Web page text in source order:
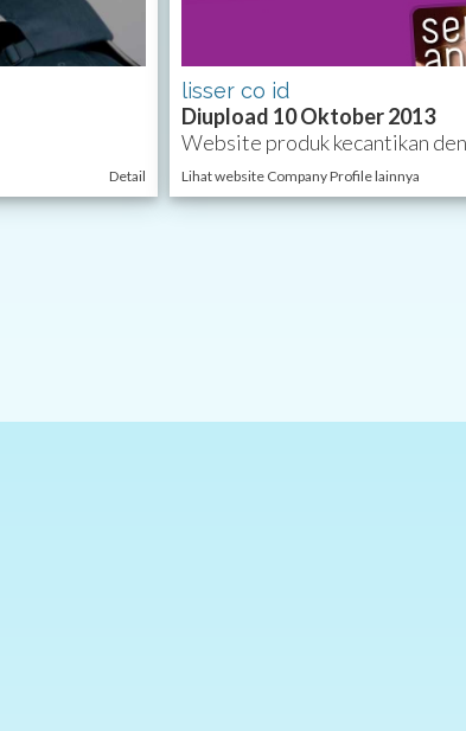
Detail
lisser co id
Diupload 10 Oktober 2013
Website produk kecantikan
Lihat website Company Profile lainnya